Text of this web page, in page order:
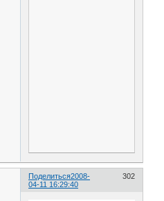
Поделиться 302
2008-
04-11 16:29:40